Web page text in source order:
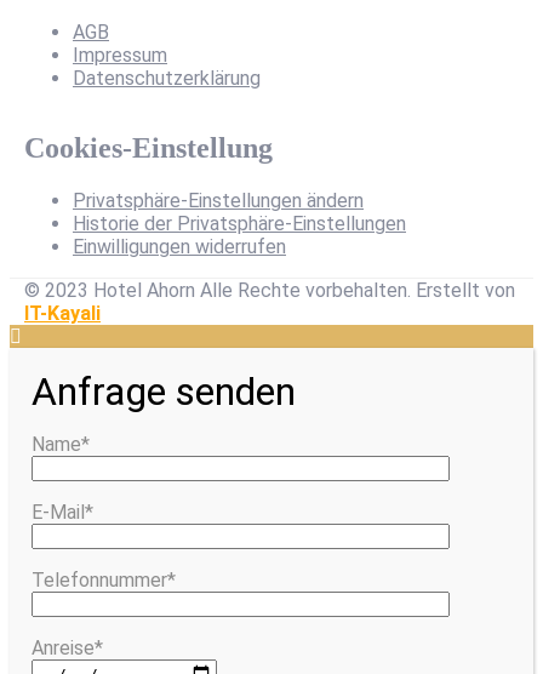
AGB
Impressum
Datenschutzerklärung
Cookies-Einstellung
Privatsphäre-Einstellungen ändern
Historie der Privatsphäre-Einstellungen
Einwilligungen widerrufen
© 2023 Hotel Ahorn Alle Rechte vorbehalten. Erstellt von
IT-Kayali
Anfrage senden
Name*
E-Mail*
Telefonnummer*
Anreise*